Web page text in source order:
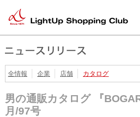
メ
ン
ュ
へ
全情報 企業 店舗 カタログ
男の通販カタログ 『
月/97号